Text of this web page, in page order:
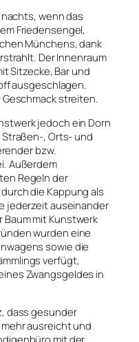
wenn das
Friedensengel,
Münchens, dank
Der Innenraum
Sitzecke, Bar und
ausgeschlagen.
streiten.
jedoch ein Dorn
, Orts- und
bzw.
Außerdem
Regeln der
die Kappung als
jederzeit auseinander
mit Kunstwerk
wurden eine
sowie die
verfügt,
Zwangsgeldes in
dass gesunder
ausreicht und